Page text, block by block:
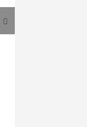
Suchen